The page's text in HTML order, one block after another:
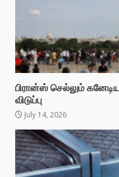
பிரான்ஸ் செல்லும்
விடுப்பு
July 14, 2026